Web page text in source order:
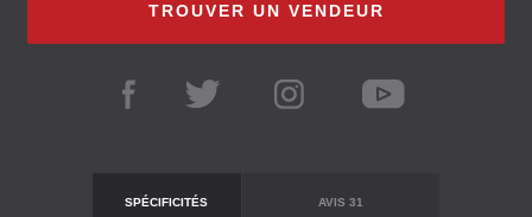
TROUVER UN VENDEUR
SPÉCIFICITÉS AVIS 31